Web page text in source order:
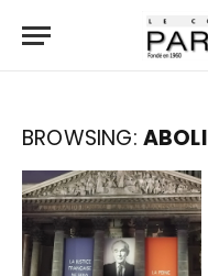
BROWSING: